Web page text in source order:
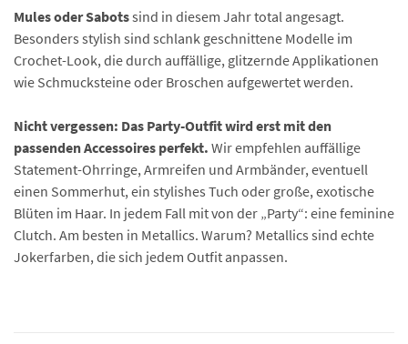
Mules oder Sabotssind in diesem Jahr total angesagt.
Besonders stylish sind schlank geschnittene Modelle im
Crochet-Look, die durch auffällige, glitzernde Applikationen
wie Schmucksteine oder Broschen aufgewertet werden.
Nicht vergessen: Das Party-Outfit wird erst mit den
passenden Accessoires perfekt. Wir empfehlen auffällige
Statement-Ohrringe, Armreifen und Armbänder, eventuell
einen Sommerhut, ein stylishes Tuch oder große, exotische
Blüten im Haar. In jedem Fall mit von der „Party“: eine feminine
Clutch. Am besten in Metallics. Warum? Metallics sind echte
Jokerfarben, die sich jedem Outfit anpassen.